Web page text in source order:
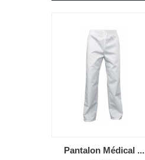
Pantalon Médical ...